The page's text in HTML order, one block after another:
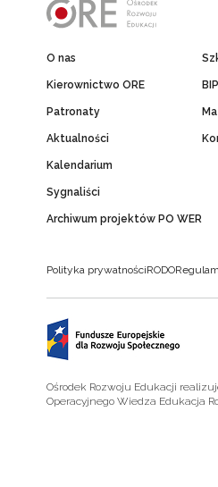
O nas
Kierownictwo ORE
Patronaty
Aktualności
Kalendarium
Sygnaliści
Archiwum projektów PO WER
BIP
Polityka prywatnościRODO
Ośrodek Rozwoju Edukacji
Operacyjnego Wiedza Edukacja